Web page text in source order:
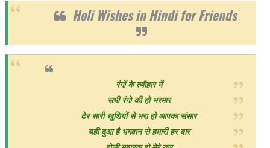
Holi Wishes in Hindi for Friends
रंगों के त्यौहार में
सभी रंगो की हो भरमार
ढेर सारी खुशियों से भरा हो आपका संसार
यही दुआ है भगवान से हमारी हर बार